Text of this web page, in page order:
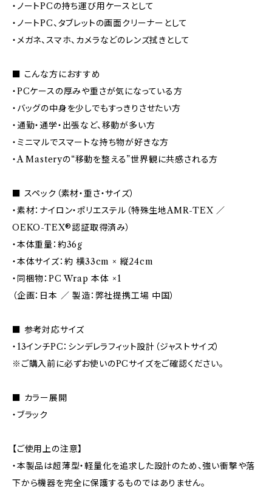
・ノートPCの持ち運び用ケースとして
・ノートPC、タブレットの画面クリーナーとして
・メガネ、スマホ、カメラなどのレンズ拭きとして
■ こんな方におすすめ
・PCケースの厚みや重さが気になっている方
・バッグの中身を少しでもすっきりさせたい方
・通勤・通学・出張など、移動が多い方
・ミニマルでスマートな持ち物が好きな方
・A Masteryの“移動を整える”世界観に共感される方
■ スペック（素材・重さ・サイズ）
・素材：ナイロン・ポリエステル（特殊生地AMR-TEX ／
OEKO-TEX®認証取得済み）
・本体重量：約36g
・本体サイズ：約 横33cm × 縦24cm
・同梱物：PC Wrap 本体 ×1
（企画：日本 ／ 製造：弊社提携工場 中国）
■ 参考対応サイズ
・13インチPC：シンデレラフィット設計（ジャストサイズ）
※ご購入前に必ずお使いのPCサイズをご確認ください。
■ カラー展開
・ブラック
【ご使用上の注意】
・本製品は超薄型・軽量化を追求した設計のため、強い衝撃や落
下から機器を完全に保護するものではありません。